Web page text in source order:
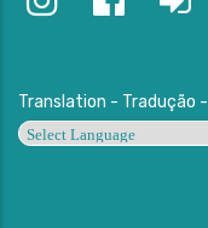
Translation - Tradução